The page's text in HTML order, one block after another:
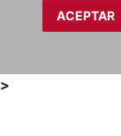
ACEPTAR
>